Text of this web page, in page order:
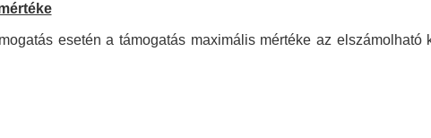
esetén a támogatás maximális mértéke az elszámolható